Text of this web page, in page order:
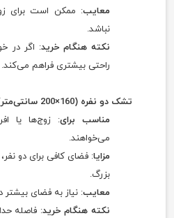
معایب: ممکن است برای
نباشد.
نکته هنگام خرید: اگر در
راحتی بیشتری فراهم می‌کند.
تشک دو نفره (160×200 سانتی‌متر)
مناسب برای: زوج‌ها یا
می‌خواهند.
مزایا: فضای کافی برای دو
بزرگ.
معایب: نیاز به فضای بیشتر
نکته هنگام خرید